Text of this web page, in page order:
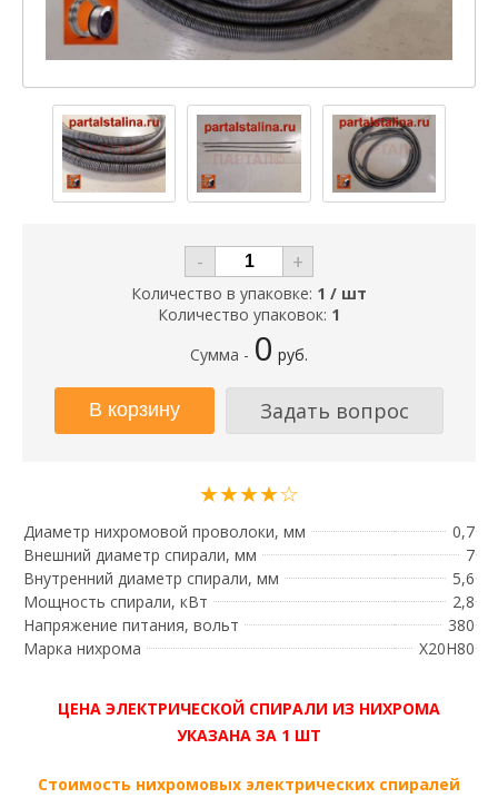
- +
Количество в упаковке: 1 / шт
Количество упаковок: 1
Сумма - 0 руб.
Задать вопрос
★★★★☆
Диаметр нихромовой проволоки, мм
0,7
Внешний диаметр спирали, мм
7
Внутренний диаметр спирали, мм
5,6
Мощность спирали, кВт
2,8
Напряжение питания, вольт
380
Марка нихрома
Х20Н80
ЦЕНА ЭЛЕКТРИЧЕСКОЙ СПИРАЛИ ИЗ НИХРОМА
УКАЗАНА ЗА 1 ШТ
Стоимость нихромовых электрических спиралей